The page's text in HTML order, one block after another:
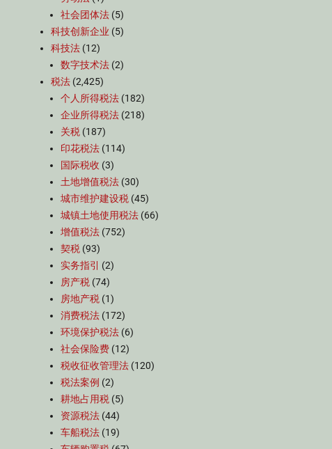
社会团体法 (5)
科技创新企业 (5)
科技法 (12)
数字技术法 (2)
税法 (2,425)
个人所得税法 (182)
企业所得税法 (218)
关税 (187)
印花税法 (114)
国际税收 (3)
土地增值税法 (30)
城市维护建设税 (45)
城镇土地使用税法 (66)
增值税法 (752)
契税 (93)
实务指引
(2)
房产税 (74)
房地产税 (1)
消费税法 (172)
环境保护税法 (6)
社会保险费 (12)
税收征收管理法 (120)
税法案例 (2)
耕地占用税 (5)
资源税法 (44)
车船税法 (19)